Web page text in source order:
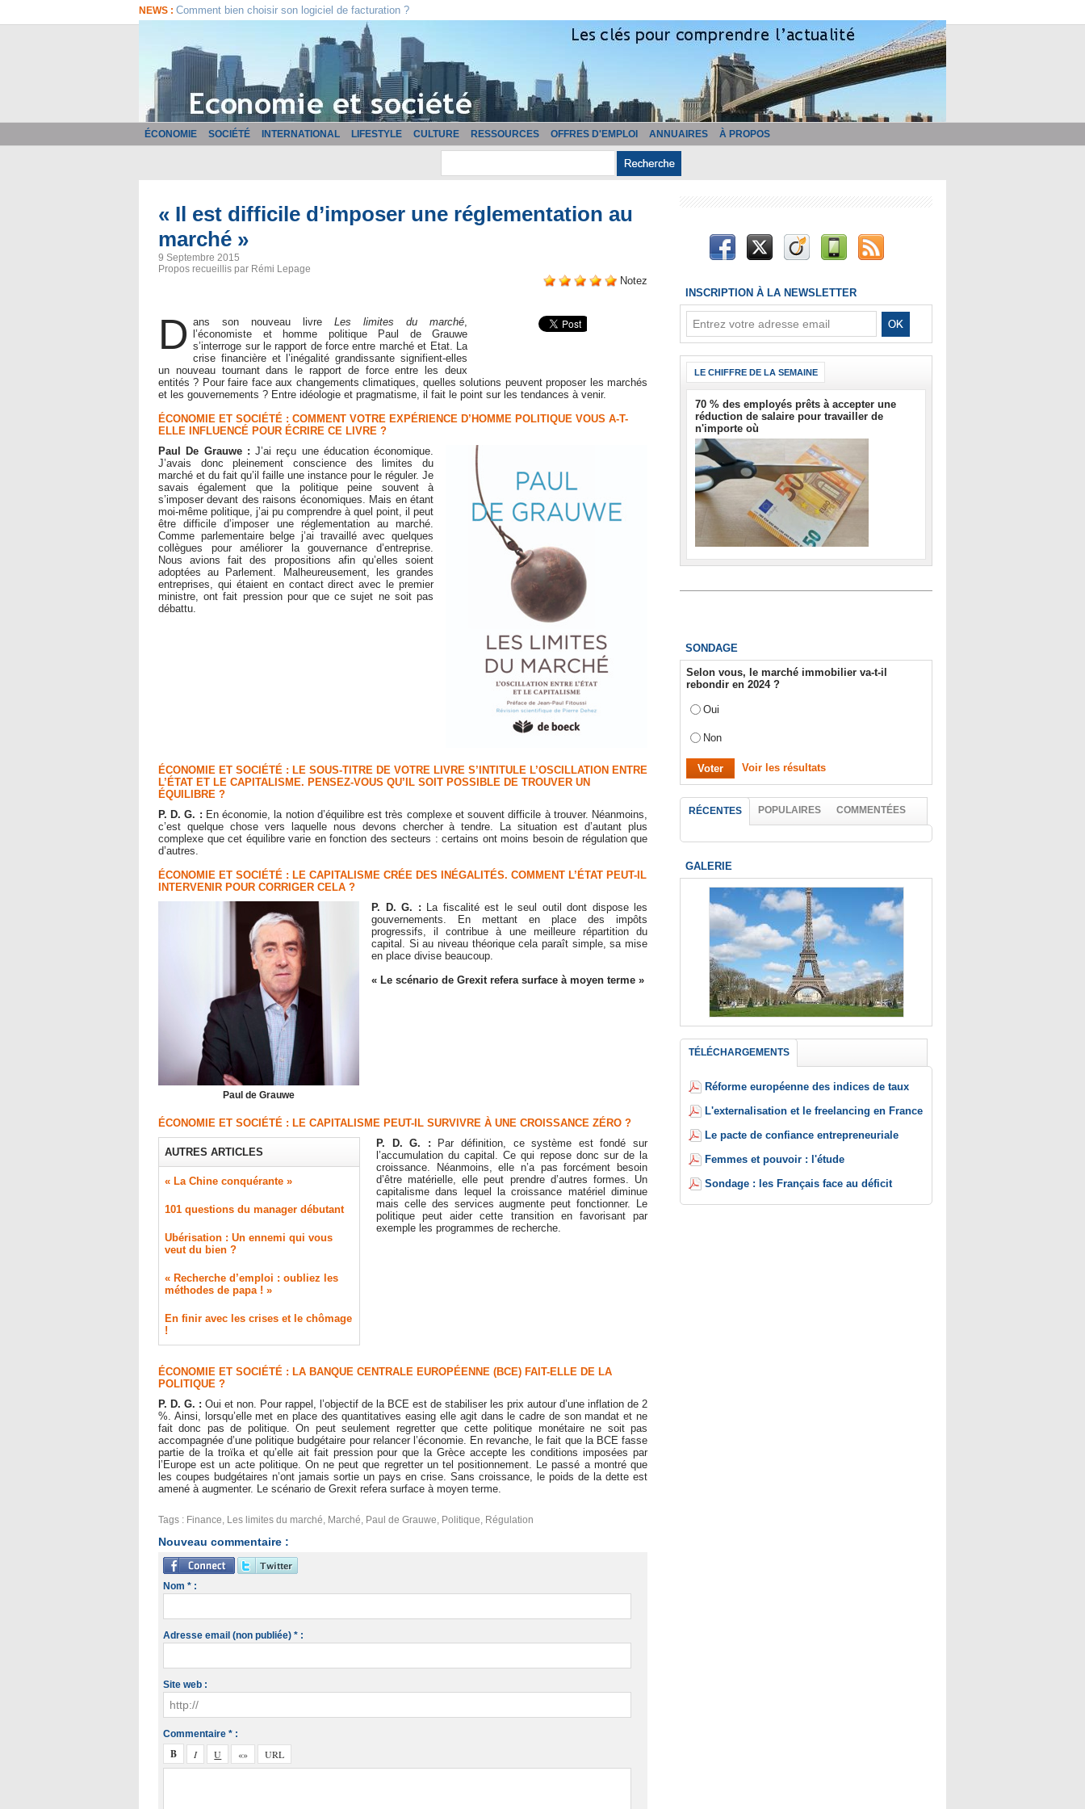
NEWS : Comment bien choisir son logiciel de facturation ?
ÉCONOMIE SOCIÉTÉ INTERNATIONAL LIFESTYLE CULTURE RESSOURCES OFFRES D'EMPLOI ANNUAIRES À PROPOS
« Il est difficile d’imposer une réglementation au
marché »
9 Septembre 2015
Propos recueillis par Rémi Lepage
Notez
D ans son nouveau livreLes limites du marché,
l’économiste et homme politique Paul de Grauwe
s’interroge sur le rapport de force entre marché et Etat. La
crise financière et l’inégalité grandissante signifient-elles
un nouveau tournant dans le rapport de force entre les deux
entités ? Pour faire face aux changements climatiques, quelles solutions peuvent proposer les marchés
et les gouvernements ? Entre idéologie et pragmatisme, il fait le point sur les tendances à venir.
ÉCONOMIE ET SOCIÉTÉ : COMMENT VOTRE EXPÉRIENCE D’HOMME POLITIQUE VOUS A-T-
ELLE INFLUENCÉ POUR ÉCRIRE CE LIVRE ?
Paul De Grauwe : J’ai reçu une éducation économique.
J’avais donc pleinement conscience des limites du
marché et du fait qu’il faille une instance pour le réguler. Je
savais également que la politique peine souvent à
s’imposer devant des raisons économiques. Mais en étant
moi-même politique, j’ai pu comprendre à quel point, il peut
être difficile d’imposer une réglementation au marché.
Comme parlementaire belge j’ai travaillé avec quelques
collègues pour améliorer la gouvernance d’entreprise.
Nous avions fait des propositions afin qu’elles soient
adoptées au Parlement. Malheureusement, les grandes
entreprises, qui étaient en contact direct avec le premier
ministre, ont fait pression pour que ce sujet ne soit pas
débattu.
ÉCONOMIE ET SOCIÉTÉ : LE SOUS-TITRE DE VOTRE LIVRE S’INTITULE L’OSCILLATION ENTRE
L’ÉTAT ET LE CAPITALISME. PENSEZ-VOUS QU’IL SOIT POSSIBLE DE TROUVER UN
ÉQUILIBRE ?
P. D. G. : En économie, la notion d’équilibre est très complexe et souvent difficile à trouver. Néanmoins,
c’est quelque chose vers laquelle nous devons chercher à tendre. La situation est d’autant plus
complexe que cet équilibre varie en fonction des secteurs : certains ont moins besoin de régulation que
d’autres.
ÉCONOMIE ET SOCIÉTÉ : LE CAPITALISME CRÉE DES INÉGALITÉS. COMMENT L’ÉTAT PEUT-IL
INTERVENIR POUR CORRIGER CELA ?
Paul de Grauwe
P. D. G. : La fiscalité est le seul outil dont dispose les
gouvernements. En mettant en place des impôts
progressifs, il contribue à une meilleure répartition du
capital. Si au niveau théorique cela paraît simple, sa mise
en place divise beaucoup.
« Le scénario de Grexit refera surface à moyen terme »
ÉCONOMIE ET SOCIÉTÉ : LE CAPITALISME PEUT-IL SURVIVRE À UNE CROISSANCE ZÉRO ?
AUTRES ARTICLES
« La Chine conquérante »
​101 questions du manager débutant
Ubérisation : Un ennemi qui vous
veut du bien ?
« Recherche d’emploi : oubliez les
méthodes de papa ! »
En finir avec les crises et le chômage
!
P. D. G. :
Par définition, ce système est fondé sur
l’accumulation du capital. Ce qui repose donc sur de la
croissance. Néanmoins, elle n’a pas forcément besoin
d’être matérielle, elle peut prendre d’autres formes. Un
capitalisme dans lequel la croissance matériel diminue
mais celle des services augmente peut fonctionner. Le
politique peut aider cette transition en favorisant par
exemple les programmes de recherche.
ÉCONOMIE ET SOCIÉTÉ : LA BANQUE CENTRALE EUROPÉENNE (BCE) FAIT-ELLE DE LA
POLITIQUE ?
P. D. G. : Oui et non. Pour rappel, l’objectif de la BCE est de stabiliser les prix autour d’une inflation de 2
%. Ainsi, lorsqu’elle met en place des quantitatives easing elle agit dans le cadre de son mandat et ne
fait donc pas de politique. On peut seulement regretter que cette politique monétaire ne soit pas
accompagnée d’une politique budgétaire pour relancer l’économie. En revanche, le fait que la BCE fasse
partie de la troïka et qu’elle ait fait pression pour que la Grèce accepte les conditions imposées par
l’Europe est un acte politique. On ne peut que regretter un tel positionnement. Le passé a montré que
les coupes budgétaires n’ont jamais sortie un pays en crise. Sans croissance, le poids de la dette est
amené à augmenter. Le scénario de Grexit refera surface à moyen terme.
Tags : Finance, Les limites du marché, Marché, Paul de Grauwe, Politique, Régulation
Nouveau commentaire :
Nom * :
Adresse email (non publiée) * :
Site web :
Commentaire * :
INSCRIPTION À LA NEWSLETTER
LE CHIFFRE DE LA SEMAINE
70 % des employés prêts à accepter une
réduction de salaire pour travailler de
n'importe où
SONDAGE
Selon vous, le marché immobilier va-t-il
rebondir en 2024 ?
Oui
Non
Voir les résultats
RÉCENTES POPULAIRES COMMENTÉES
GALERIE
TÉLÉCHARGEMENTS
Réforme européenne des indices de taux
L'externalisation et le freelancing en France
Le pacte de confiance entrepreneuriale
Femmes et pouvoir : l'étude
Sondage : les Français face au déficit